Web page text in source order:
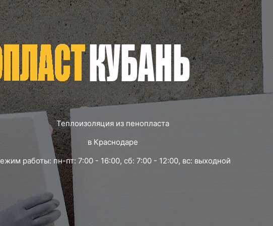
Теплоизоляция из пенопласта
в Краснодаре
работы: пн-пт: 7:00 - 16:00, сб: 7:00 - 12:00, вс: выходной